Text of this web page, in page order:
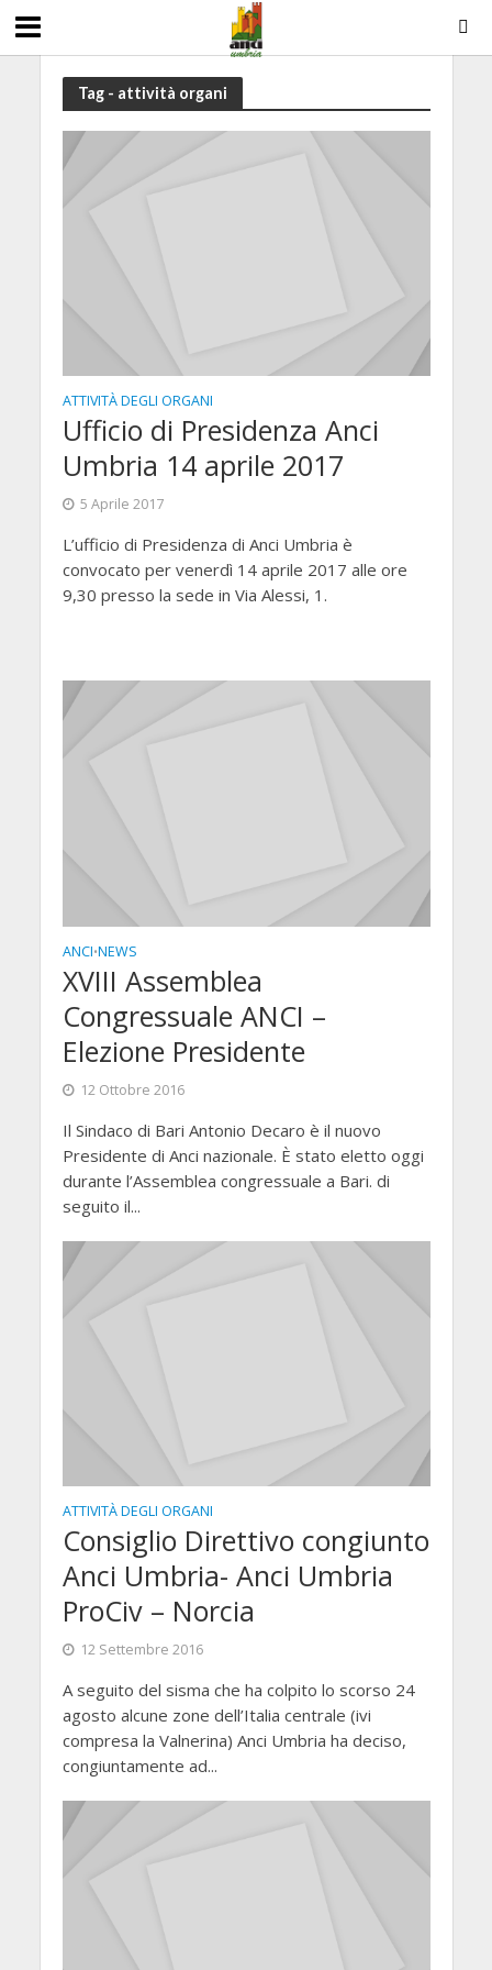
Tag - attività organi
ATTIVITÀ DEGLI ORGANI
Ufficio di Presidenza Anci
Umbria 14 aprile 2017
5 Aprile 2017
L’ufficio di Presidenza di Anci Umbria è
convocato per venerdì 14 aprile 2017 alle ore
9,30 presso la sede in Via Alessi, 1.
ANCI•NEWS
XVIII Assemblea
Congressuale ANCI –
Elezione Presidente
12 Ottobre 2016
Il Sindaco di Bari Antonio Decaro è il nuovo
Presidente di Anci nazionale. È stato eletto oggi
durante l’Assemblea congressuale a Bari. di
seguito il...
ATTIVITÀ DEGLI ORGANI
Consiglio Direttivo congiunto
Anci Umbria- Anci Umbria
ProCiv – Norcia
12 Settembre 2016
A seguito del sisma che ha colpito lo scorso 24
agosto alcune zone dell’Italia centrale (ivi
compresa la Valnerina) Anci Umbria ha deciso,
congiuntamente ad...